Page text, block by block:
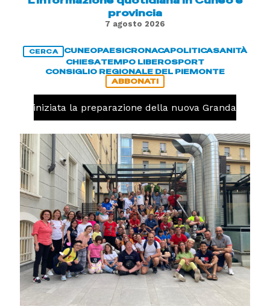
provincia
7 agosto 2026
CERCA CUNEOPAESICRONACAPOLITICASANITÀ
CHIESATEMPO LIBEROSPORT
CONSIGLIO REGIONALE DEL PIEMONTE
ABBONATI
iniziata la preparazione della nuova Granda Volley